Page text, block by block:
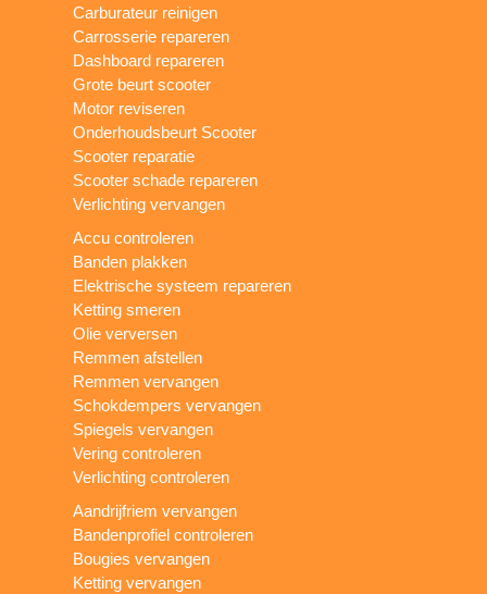
Carburateur reinigen
Carrosserie repareren
Dashboard repareren
Grote beurt scooter
Motor reviseren
Onderhoudsbeurt Scooter
Scooter reparatie
Scooter schade repareren
Verlichting vervangen
Accu controleren
Banden plakken
Elektrische systeem repareren
Ketting smeren
Olie verversen
Remmen afstellen
Remmen vervangen
Schokdempers vervangen
Spiegels vervangen
Vering controleren
Verlichting controleren
Aandrijfriem vervangen
Bandenprofiel controleren
Bougies vervangen
Ketting vervangen